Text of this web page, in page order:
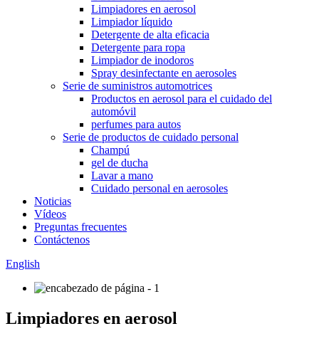
Limpiadores en aerosol
Limpiador líquido
Detergente de alta eficacia
Detergente para ropa
Limpiador de inodoros
Spray desinfectante en aerosoles
Serie de suministros automotrices
Productos en aerosol para el cuidado del
automóvil
perfumes para autos
Serie de productos de cuidado personal
Champú
gel de ducha
Lavar a mano
Cuidado personal en aerosoles
Noticias
Vídeos
Preguntas frecuentes
Contáctenos
English
Limpiadores en aerosol